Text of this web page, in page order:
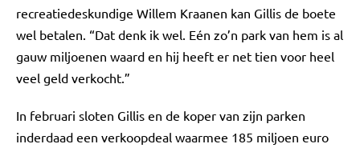
recreatiedeskundige Willem Kraanen kan Gillis de boete
wel betalen. “Dat denk ik wel. Eén zo’n park van hem is al
gauw miljoenen waard en hij heeft er net tien voor heel
veel geld verkocht.”
In februari sloten Gillis en de koper van zijn parken
inderdaad een verkoopdeal waarmee 185 miljoen euro